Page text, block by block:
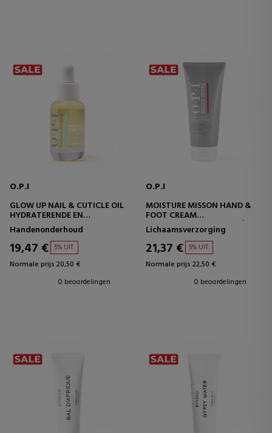
O.P.I
GLOW UP NAIL & CUTICLE OIL
HYDRATERENDE EN
HERSTELLENDE OLIE
Handenonderhoud
19,47 € 5% UIT.
Normale prijs 20,50 €
0 beoordelingen
O.P.I
MOISTURE MISSON HAND &
FOOT CREAM
RIJKE HYDRATERENDE CRÈME
VOOR VOETEN EN HANDEN
Lichaamsverzorging
21,37 € 5% UIT.
Normale prijs 22,50 €
0 beoordelingen